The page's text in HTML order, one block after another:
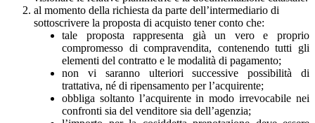
al momento della richiesta da parte dell’intermediario di
sottoscrivere la proposta di acquisto tener conto che:
tale proposta rappresenta già un vero e proprio
compromesso di compravendita, contenendo tutti gli
elementi del contratto e le modalità di pagamento;
non vi saranno ulteriori successive possibilità di
trattativa, né di ripensamento per l’acquirente;
obbliga soltanto l’acquirente in modo irrevocabile nei
confronti sia del venditore sia dell’agenzia;